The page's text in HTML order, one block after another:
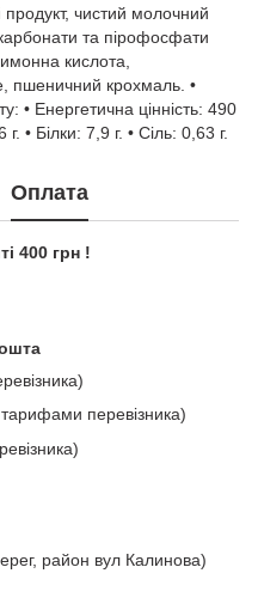
чистий молочний
та пірофосфати
кислота,
пшеничний крохмаль. •
• Енергетична цінність: 490
• Білки: 7,9 г. • Сіль: 0,63 г.
Оплата
400 грн !
перевізника)
район вул Калинова)